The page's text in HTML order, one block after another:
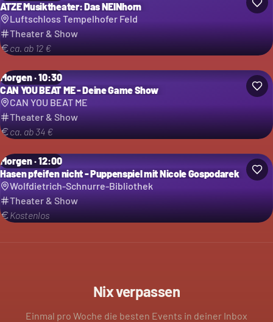
ATZE Musiktheater: Das NEINhorn
Luftschloss Tempelhofer Feld
Theater & Show
ca. ab 12 €
Morgen · 10:30
CAN YOU BEAT ME - Deine Game Show
CAN YOU BEAT ME
Theater & Show
ca. ab 34 €
Morgen · 12:00
Hasen pfeifen nicht - Puppenspiel mit Nicole Gospodarek
Wolfdietrich-Schnurre-Bibliothek
Theater & Show
Kostenlos
Nix verpassen
Einmal pro Woche die besten Events in deiner Inbox